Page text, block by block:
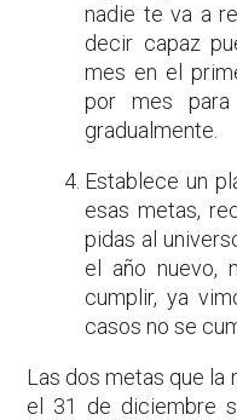
nadie te va a
decir capaz
mes en el
por mes
gradualmente.
Establece un
esas metas,
pidas al
el año nuevo,
cumplir, ya
casos no se
Las dos metas que la
el 31 de diciembre